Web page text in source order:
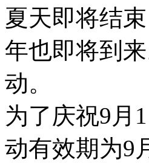
夏天即将结
年也即将到
动。
为了庆祝9月
动有效期为9